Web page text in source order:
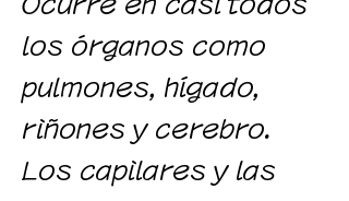
Ocurre en casi todos
los órganos como
pulmones, hígado,
riñones y cerebro.
Los capilares y las